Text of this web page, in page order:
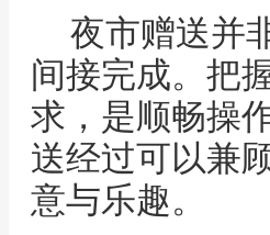
夜市赠送并
间接完成。把
求，是顺畅操
送经过可以兼
意与乐趣。